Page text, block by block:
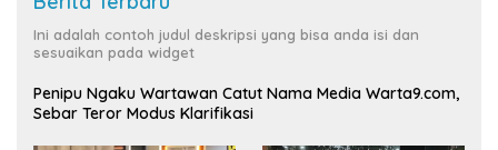
Ini adalah contoh judul deskripsi yang bisa anda isi dan
sesuaikan pada widget
Penipu Ngaku Wartawan Catut Nama Media Warta9.com,
Sebar Teror Modus Klarifikasi